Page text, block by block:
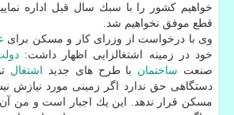
خواهیم كشور را با سبك سال قبل اداره
قطع موفق نخواهیم شد.
وی با درخواست از وزرای كار و مسكن برای
خود در زمینه اشتغالزایی اظهار داشت:
صنعت ساختمان با طرح های جدید اشتغال
دستگاهی حق ندارد اگر زمینی مورد نیازش
مسكن قرار ندهد. این یك اجبار است و من آن